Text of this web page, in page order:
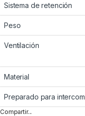
Sistema de retención
Peso
Ventilación
Material
Preparado para intercom
Compartir...